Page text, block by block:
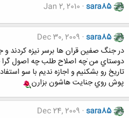
sara85
Jan 2, 2010
sara85
Dec 30, 2009
در جنگ صفین قران ها برسر نيزه کردند و
دوستاي من ٰچه اصلاح طلب چه اصول گرا
تاريخ رو بشکنيم و اجازه نديم با سو
پوش روي جنايت هاشون بزارن
sara85
Dec 24, 2009